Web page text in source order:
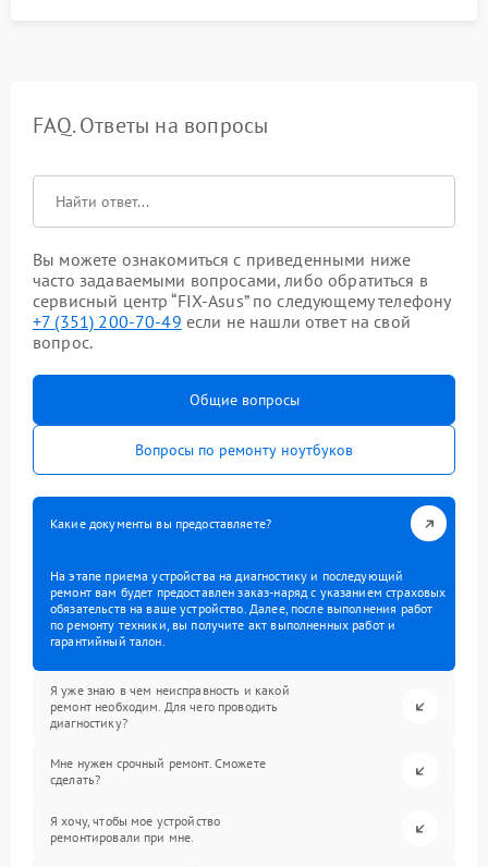
FAQ. Ответы на вопросы
Вы можете ознакомиться с приведенными ниже
часто задаваемыми вопросами, либо обратиться в
сервисный центр “FIX-Asus” по следующему телефону
+7 (351) 200-70-49 если не нашли ответ на свой
вопрос.
Общие вопросы
Вопросы по ремонту ноутбуков
Какие документы вы предоставляете?
На этапе приема устройства на диагностику и последующий
ремонт вам будет предоставлен заказ-наряд с указанием страховых
обязательств на ваше устройство. Далее, после выполнения работ
по ремонту техники, вы получите акт выполненных работ и
гарантийный талон.
Я уже знаю в чем неисправность и какой
ремонт необходим. Для чего проводить
диагностику?
Мне нужен срочный ремонт. Сможете
сделать?
Я хочу, чтобы мое устройство
ремонтировали при мне.